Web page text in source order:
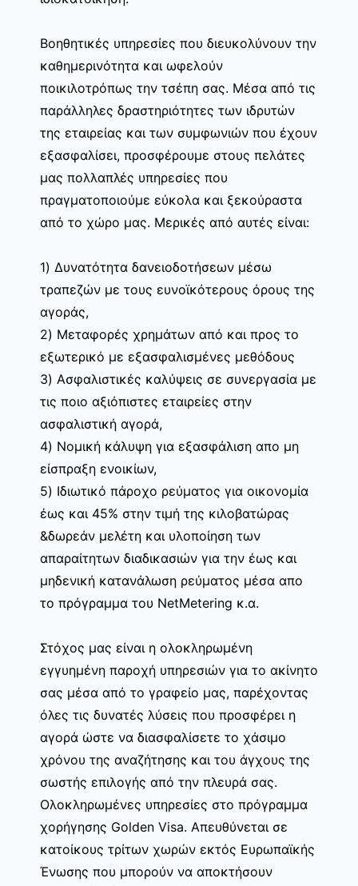
Βοηθητικές υπηρεσίες που διευκολύνουν την
καθημερινότητα και ωφελούν
ποικιλοτρόπως την τσέπη σας. Μέσα από τις
παράλληλες δραστηριότητες των ιδρυτών
της εταιρείας και των συμφωνιών που έχουν
εξασφαλίσει, προσφέρουμε στους πελάτες
μας πολλαπλές υπηρεσίες που
πραγματοποιούμε εύκολα και ξεκούραστα
από το χώρο μας. Μερικές από αυτές είναι:
1) Δυνατότητα δανειοδοτήσεων μέσω
τραπεζών με τους ευνοϊκότερους όρους της
αγοράς,
2) Μεταφορές χρημάτων από και προς το
εξωτερικό με εξασφαλισμένες μεθόδους
3) Ασφαλιστικές καλύψεις σε συνεργασία με
τις ποιο αξιόπιστες εταιρείες στην
ασφαλιστική αγορά,
4) Νομική κάλυψη για εξασφάλιση απο μη
είσπραξη ενοικίων,
5) Ιδιωτικό πάροχο ρεύματος για οικονομία
έως και 45% στην τιμή της κιλοβατώρας
&δωρεάν μελέτη και υλοποίηση των
απαραίτητων διαδικασιών για την έως και
μηδενική κατανάλωση ρεύματος μέσα απο
το πρόγραμμα του NetMetering κ.α.
Στόχος μας είναι η ολοκληρωμένη
εγγυημένη παροχή υπηρεσιών για το ακίνητο
σας μέσα από το γραφείο μας, παρέχοντας
όλες τις δυνατές λύσεις που προσφέρει η
αγορά ώστε να διασφαλίσετε το χάσιμο
χρόνου της αναζήτησης και του άγχους της
σωστής επιλογής από την πλευρά σας.
Ολοκληρωμένες υπηρεσίες στο πρόγραμμα
χορήγησης Golden Visa. Απευθύνεται σε
κατοίκους τρίτων χωρών εκτός Ευρωπαϊκής
Ένωσης που μπορούν να αποκτήσουν